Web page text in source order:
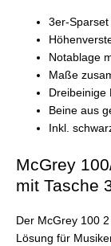
3er-
Notablage
Maße
Dreibeinige
Beine aus
Inkl.
McGrey
mit Tasche
Der McGrey 100
Lösung für